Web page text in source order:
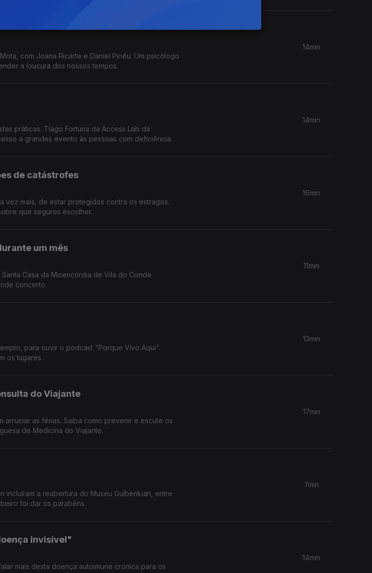
com Joana Ricarte e Daniel Pinéu. Um psicólogo
a loucura dos nossos tempos.
14min
práticas. Tiago Fortuna da Access Lab dá
a grandes evento às pessoas com deficiência.
14min
de catástrofes
vez mais, de estar protegidos contra os estragos.
que seguros escolher.
16min
um mês
Casa da Misericórdia de Vila do Conde
concerto.
11min
o podcast "Porque Vivo Aqui".
os lugares.
13min
do Viajante
as férias. Saiba como prevenir e escute os
de Medicina do Viajante.
17min
incluíram a reabertura do Museu Gulbenkian, entre
foi dar os parabéns.
7min
invisível"
14min